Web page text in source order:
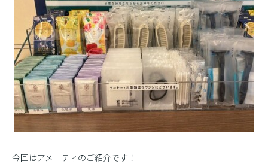
今回はアメニティのご紹介です！